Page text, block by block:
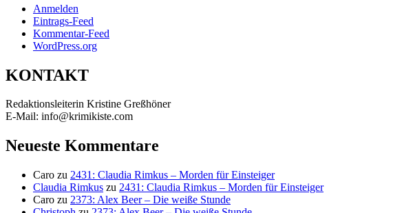
Anmelden
Eintrags-Feed
Kommentar-Feed
WordPress.org
KONTAKT
Redaktionsleiterin Kristine Greßhöner
E-Mail: info@krimikiste.com
Neueste Kommentare
Caro zu 2431: Claudia Rimkus – Morden für Einsteiger
Claudia Rimkus zu 2431: Claudia Rimkus – Morden für Einsteiger
Caro zu 2373: Alex Beer – Die weiße Stunde